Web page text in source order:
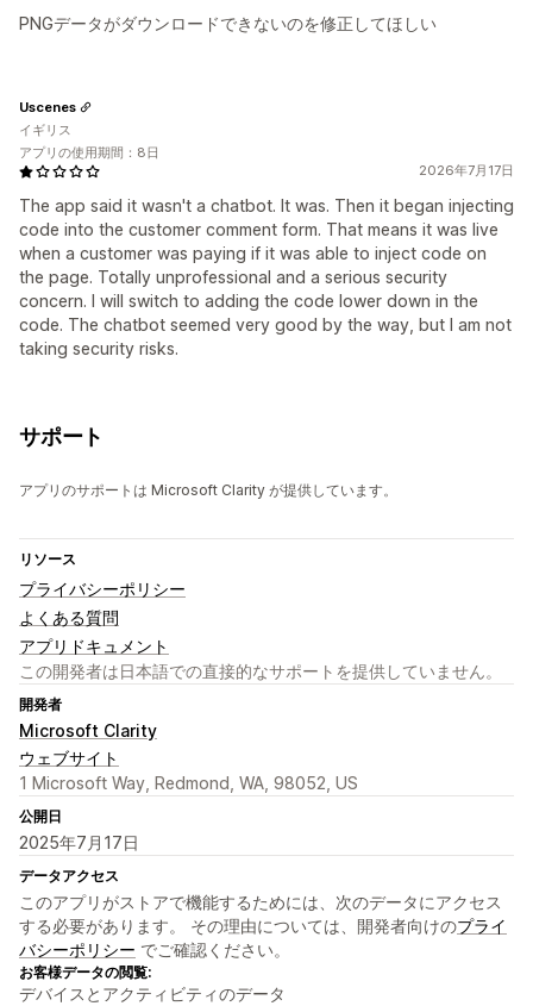
PNGデータがダウンロードできないのを修正してほしい
2026年7月17日
The app said it wasn't a chatbot. It was. Then it began injecting
code into the customer comment form. That means it was live
when a customer was paying if it was able to inject code on
the page. Totally unprofessional and a serious security
concern. I will switch to adding the code lower down in the
code. The chatbot seemed very good by the way, but I am not
taking security risks.
Uscenes
イギリス
アプリの使用期間：8日
サポート
アプリのサポートは Microsoft Clarity が提供しています。
リソース
プライバシーポリシー
よくある質問
アプリドキュメント
この開発者は日本語での直接的なサポートを提供していません。
開発者
Microsoft Clarity
ウェブサイト
1 Microsoft Way, Redmond, WA, 98052, US
公開日
2025年7月17日
データアクセス
このアプリがストアで機能するためには、次のデータにアクセス
する必要があります。 その理由については、開発者向けのプライ
バシーポリシー でご確認ください。
お客様データの閲覧:
デバイスとアクティビティのデータ